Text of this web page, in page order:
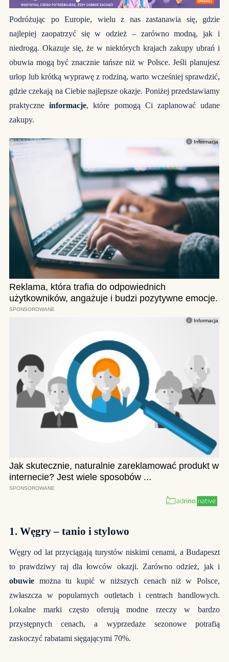
Podróżując po Europie, wielu z nas zastanawia się, gdzie
najlepiej zaopatrzyć się w odzież – zarówno modną, jak i
niedrogą. Okazuje się, że w niektórych krajach zakupy ubrań i
obuwia mogą być znacznie tańsze niż w Polsce. Jeśli planujesz
urlop lub krótką wyprawę z rodziną, warto wcześniej sprawdzić,
gdzie czekają na Ciebie najlepsze okazje. Poniżej przedstawiamy
praktyczneinformacje, które pomogą Ci zaplanować udane
zakupy.
1. Węgry – tanio i stylowo
Węgry od lat przyciągają turystów niskimi cenami, a Budapeszt
to prawdziwy raj dla łowców okazji. Zarówno odzież, jak i
obuwie można tu kupić w niższych cenach niż w Polsce,
zwłaszcza w popularnych outletach i centrach handlowych.
Lokalne marki często oferują modne rzeczy w bardzo
przystępnych cenach, a wyprzedaże sezonowe potrafią
zaskoczyć rabatami sięgającymi 70%.